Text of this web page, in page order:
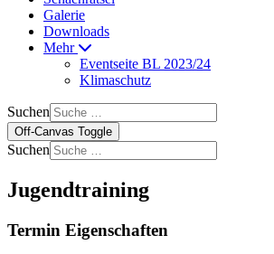
Galerie
Downloads
Mehr
Eventseite BL 2023/24
Klimaschutz
Suchen
Off-Canvas Toggle
Suchen
Jugendtraining
Termin Eigenschaften